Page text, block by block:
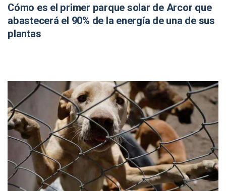
Cómo es el primer parque solar de Arcor que
abastecerá el 90% de la energía de una de sus
plantas